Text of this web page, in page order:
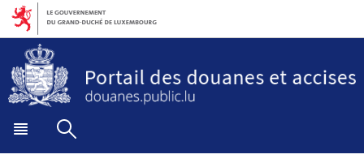
Aller
navigation
Aller
contenu
Menu